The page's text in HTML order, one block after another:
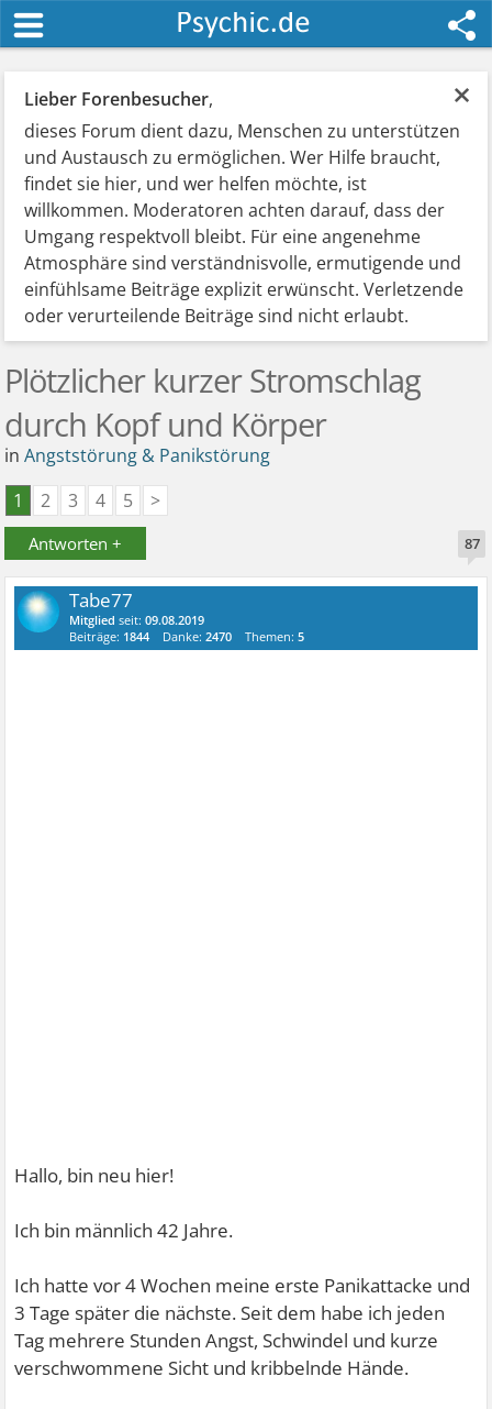
×
Lieber Forenbesucher,
dieses Forum dient dazu, Menschen zu unterstützen
und Austausch zu ermöglichen. Wer Hilfe braucht,
findet sie hier, und wer helfen möchte, ist
willkommen. Moderatoren achten darauf, dass der
Umgang respektvoll bleibt. Für eine angenehme
Atmosphäre sind verständnisvolle, ermutigende und
einfühlsame Beiträge explizit erwünscht. Verletzende
oder verurteilende Beiträge sind nicht erlaubt.
Plötzlicher kurzer Stromschlag
durch Kopf und Körper
inAngststörung & Panikstörung
1
2 3 4 5 >
Antworten + 87
Tabe77
Mitglied seit:09.08.2019
Beiträge: 1844 Danke:2470 Themen:5
Hallo, bin neu hier!
Ich bin männlich 42 Jahre.
Ich hatte vor 4 Wochen meine erste Panikattacke und
3 Tage später die nächste. Seit dem habe ich jeden
Tag mehrere Stunden Angst, Schwindel und kurze
verschwommene Sicht und kribbelnde Hände.